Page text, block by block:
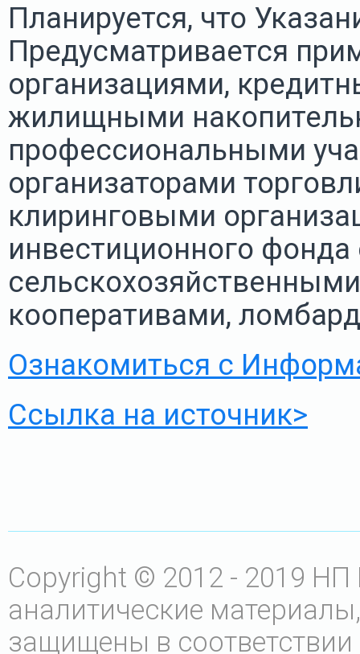
Планируется, что
Предусматривается
организациями,
жилищными
профессиональными
организаторами
клиринговыми
инвестиционного фонда
кооперативами,
Ознакомиться с
Ссылка на источник>
Copyright © 2012 - 2019
аналитические
защищены в